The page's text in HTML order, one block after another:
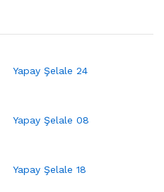
Yapay Şelale 24
Yapay Şelale 08
Yapay Şelale 18